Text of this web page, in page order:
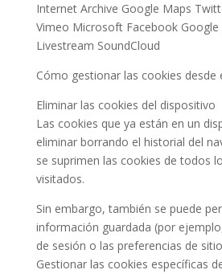
Internet Archive Google Maps
Vimeo Microsoft Facebook Google
Livestream SoundCloud
Cómo gestionar las cookies desde
Eliminar las cookies del dispositivo
Las cookies que ya están en un
eliminar borrando el historial del
se suprimen las cookies de todos
visitados.
Sin embargo, también se puede
información guardada (por
de sesión o las preferencias de
Gestionar las cookies específicas